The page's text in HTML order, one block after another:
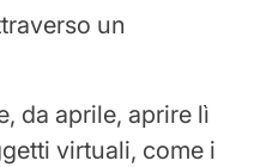
un
da aprile, aprire lì
virtuali, come i